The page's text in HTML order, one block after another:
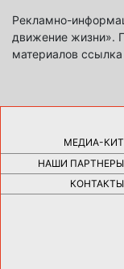
Рекламно-
движение жизни».
материалов ссылка
МЕДИА-КИТ
НАШИ ПАРТНЕРЫ
КОНТАКТЫ
КАК ДЕВУШКЕ
НА АВТОМОБИЛЕ |
НОВЫЕ РАЗРАБОТКИ
ОЗДОРОВЛЕНИЯ
ПЛАТФОРМА
КАПСУЛА ЗДОРОВЬЯ
ИСТОРИЯ
КОМНАТУ: ХИТРЫЕ